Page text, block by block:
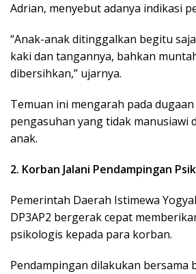
Adrian, menyebut adanya indikasi
“Anak-anak ditinggalkan begitu
kaki dan tangannya, bahkan
dibersihkan,” ujarnya.
Temuan ini mengarah pada
pengasuhan yang tidak manusiawi
anak.
2. Korban Jalani Pendampingan
Pemerintah Daerah Istimewa
DP3AP2 bergerak cepat
psikologis kepada para korban.
Pendampingan dilakukan bersama